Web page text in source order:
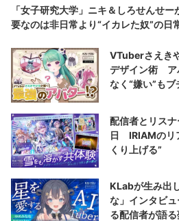
「女子研究大学」ニキ＆しろせんせ
要なのは非日常より“イカレた奴”の日
VTuberさえき
デザイン術 ア
なく“嫌い”も
配信者とリス
日 IRIAMのリ
くり上げる”
KLabが生み出
な」インタビ
る配信者が語る